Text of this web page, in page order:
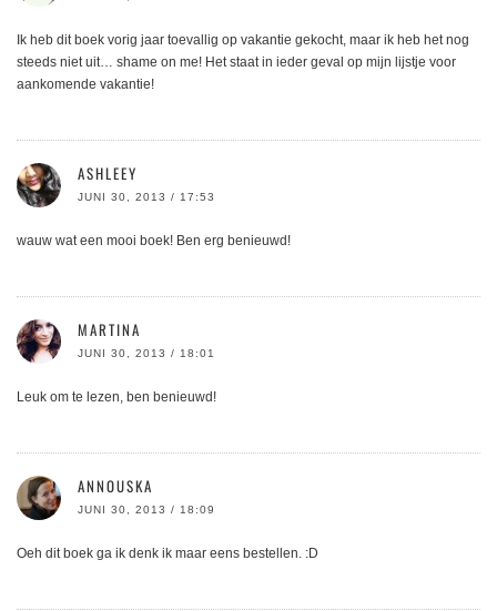
Ik heb dit boek vorig jaar toevallig op vakantie gekocht, maar ik heb het nog
steeds niet uit… shame on me! Het staat in ieder geval op mijn lijstje voor
aankomende vakantie!
ASHLEEY
JUNI 30, 2013 / 17:53
wauw wat een mooi boek! Ben erg benieuwd!
MARTINA
JUNI 30, 2013 / 18:01
Leuk om te lezen, ben benieuwd!
ANNOUSKA
JUNI 30, 2013 / 18:09
Oeh dit boek ga ik denk ik maar eens bestellen. :D